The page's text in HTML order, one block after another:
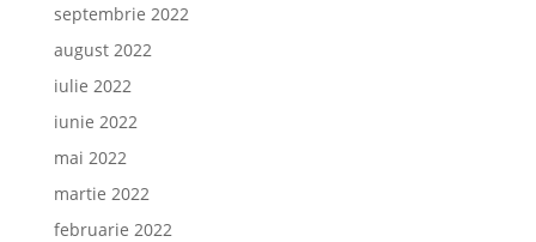
septembrie 2022
august 2022
iulie 2022
iunie 2022
mai 2022
martie 2022
februarie 2022